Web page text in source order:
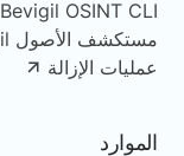
Bevigil OSINT CLI
مستكشف الأصول BeVigil
عمليات الإزالة
الموارد